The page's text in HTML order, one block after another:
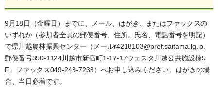
9月18日（金曜日）までに、メール、はがき、またはファックスの
いずれか（参加者全員の郵便番号、住所、氏名、電話番号を明記）
で県川越農林振興センター（メールr4218103@pref.saitama.lg.jp、
郵便番号350-1124川越市新宿町1-17-17ウェスタ川越公共施設棟5
F、ファックス049-243-7233）へお申し込みください。はがきの場
合、当日必着です。